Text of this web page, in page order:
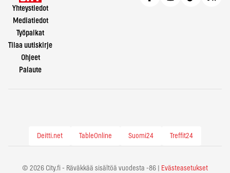
Yhteystiedot
Mediatiedot
Työpaikat
Tilaa uutiskirje
Ohjeet
Palaute
Deitti.net TableOnline Suomi24 Treffit24
© 2026 City.fi - Räväkkää sisältöä vuodesta -86 | Evästeasetukset